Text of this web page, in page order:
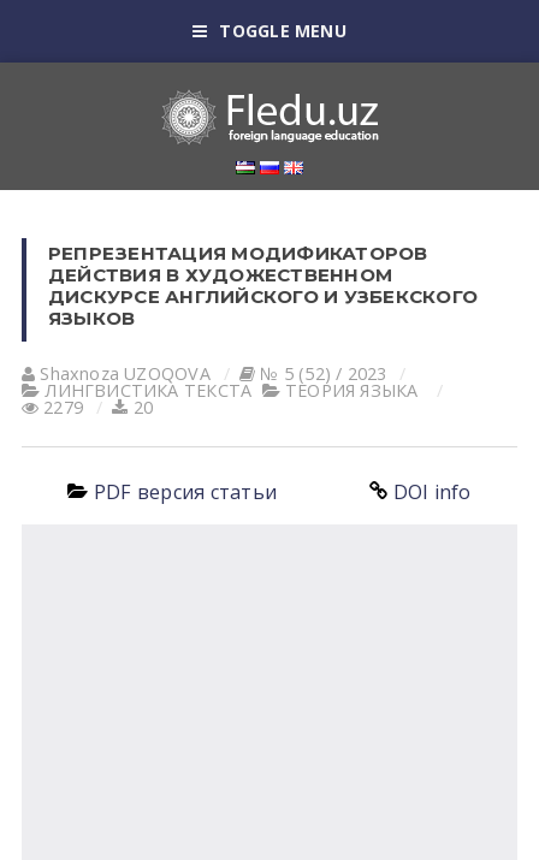
TOGGLE MENU
РЕПРЕЗЕНТАЦИЯ МОДИФИКАТОРОВ
ДЕЙСТВИЯ В ХУДОЖЕСТВЕННОМ
ДИСКУРСЕ АНГЛИЙСКОГО И УЗБЕКСКОГО
ЯЗЫКОВ
Shaxnoza UZOQOVA № 5 (52) / 2023
ЛИНГВИСТИКА ТЕКСТА ТЕОРИЯ ЯЗЫКА
2279 20
PDF версия статьи DOI info